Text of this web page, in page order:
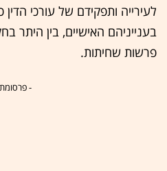
לעירייה ותפקידם של עורכי הדין
בענייניהם האישיים, בין היתר
פרשות שחיתות.
-